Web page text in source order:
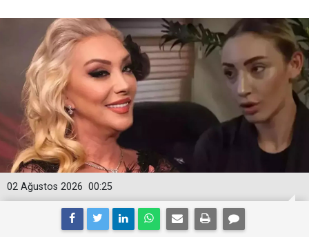
00:25
02 Ağustos 2026